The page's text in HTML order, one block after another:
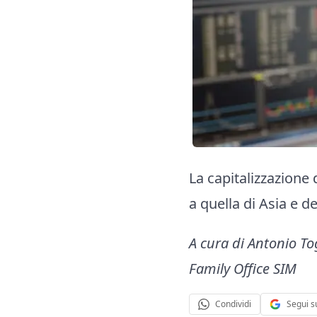
La
a quella di Asia e
A cura di Antonio
Family Office SIM
Condividi Segui